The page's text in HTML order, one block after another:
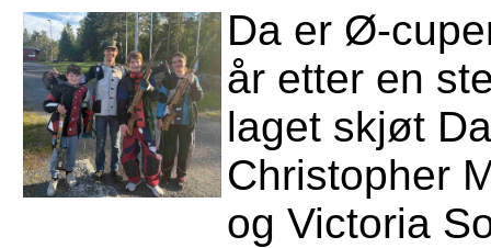
Da er Ø-
år etter en
laget skjøt
Christopher
og Victoria